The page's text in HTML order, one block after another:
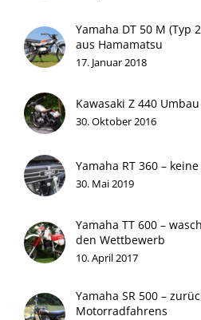
Yamaha DT 50 M (Typ
aus Hamamatsu
17. Januar 2018
Kawasaki Z 440
30. Oktober 2016
Yamaha RT 360 –
30. Mai 2019
Yamaha TT 600 –
den Wettbewerb
10. April 2017
Yamaha SR 500 –
Motorradfahrens